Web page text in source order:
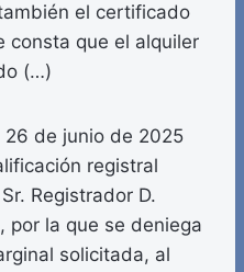
el certificado
consta que el alquiler
(…)
de junio de 2025
registral
Registrador D.
por la que se deniega
solicitada, al